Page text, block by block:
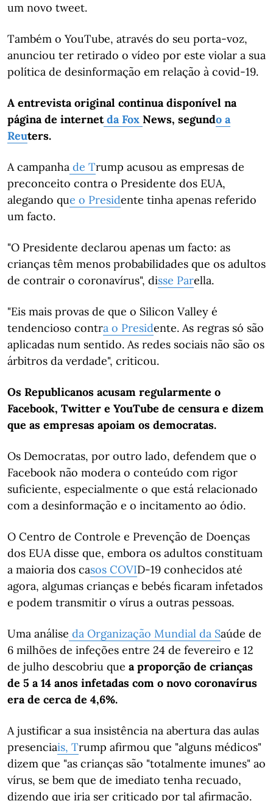
um novo tweet.
Também o YouTube, através do seu porta-voz,
anunciou ter retirado o vídeo por este violar a sua
política de desinformação em relação à covid-19.
A entrevista original continua disponível na
página de internetda Fox News, segundo a
Reuters.
A campanha de Trump acusou as empresas de
preconceito contra o Presidente dos EUA,
alegando que o Presidente tinha apenas referido
um facto.
"O Presidente declarou apenas um facto: as
crianças têm menos probabilidades que os adultos
de contrair o coronavírus", disse Parella.
"Eis mais provas de que o Silicon Valley é
tendencioso contra o Presidente. As regras só são
aplicadas num sentido. As redes sociais não são os
árbitros da verdade", criticou.
Os Republicanos acusam regularmente o
Facebook, Twitter e YouTube de censura e dizem
que as empresas apoiam os democratas.
Os Democratas, por outro lado, defendem que o
Facebook não modera o conteúdo com rigor
suficiente, especialmente o que está relacionado
com a desinformação e o incitamento ao ódio.
O Centro de Controle e Prevenção de Doenças
dos EUA disse que, embora os adultos constituam
a maioria dos casos COVID-19 conhecidos até
agora, algumas crianças e bebés ficaram infetados
e podem transmitir o vírus a outras pessoas.
Uma análise da Organização Mundial da Saúde de
6 milhões de infeções entre 24 de fevereiro e 12
de julho descobriu que a proporção de crianças
de 5 a 14 anos infetadas com o novo coronavírus
era de cerca de 4,6%.
A justificar a sua insistência na abertura das aulas
presenciais, Trump afirmou que "alguns médicos"
dizem que "as crianças são "totalmente imunes" ao
vírus, se bem que de imediato tenha recuado,
dizendo que iria ser criticado por tal afirmação.